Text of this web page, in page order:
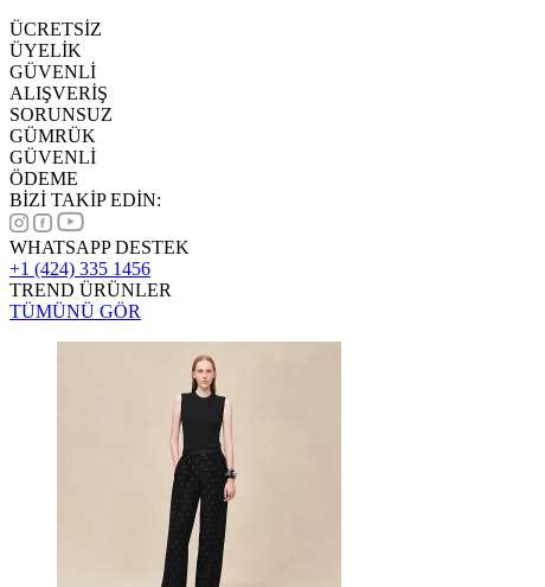
ÜCRETSİZ
ÜYELİK
GÜVENLİ
ALIŞVERİŞ
SORUNSUZ
GÜMRÜK
GÜVENLİ
ÖDEME
BİZİ TAKİP EDİN:
WHATSAPP DESTEK
+1 (424) 335 1456
TREND ÜRÜNLER
TÜMÜNÜ GÖR